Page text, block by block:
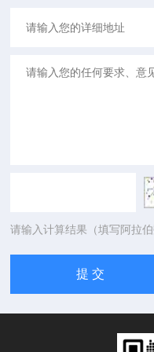
请输入计算结果（填写阿拉